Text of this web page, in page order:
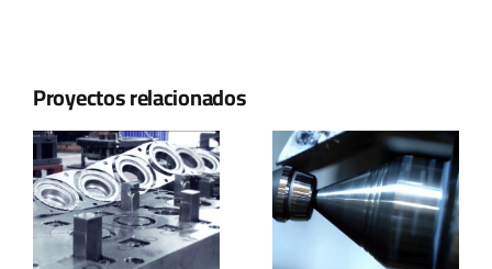
Proyectos relacionados
Industrias
Iriondo